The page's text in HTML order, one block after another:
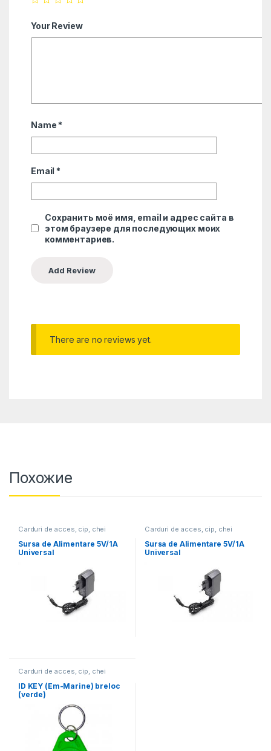
Your Review
Name *
Email *
Сохранить моё имя, email и адрес сайта в
этом браузере для последующих моих
комментариев.
There are no reviews yet.
Похожие
Carduri de acces, cip, chei
Sursa de Alimentare 5V/1A
Universal
Carduri de acces, cip, chei
Sursa de Alimentare 5V/1A
Universal
Carduri de acces, cip, chei
ID KEY (Em-Marine) breloc
(verde)